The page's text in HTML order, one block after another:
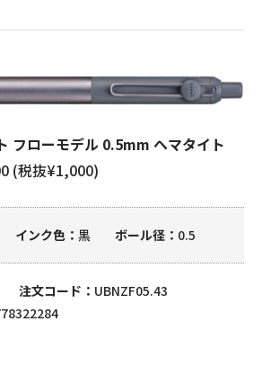
フローモデル 0.5mm ヘマタイト
(税抜¥1,000)
インク色 黒 ボール径 0.5
注文コード
UBNZF05.43